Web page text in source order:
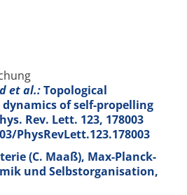
et al.:Topological
of self-propelling
Rev. Lett. 123, 178003
PhysRevLett.123.178003
(C. Maaß), Max-Planck-
und Selbstorganisation,